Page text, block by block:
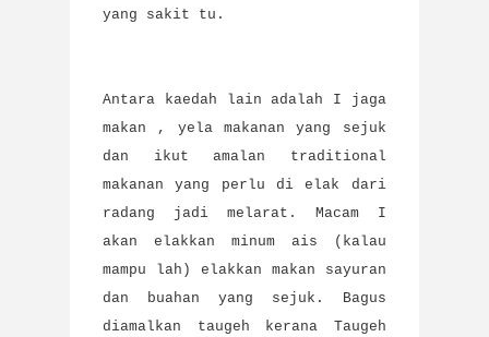
yang sakit tu.
Antara kaedah lain adalah I jaga
makan , yela makanan yang sejuk
dan ikut amalan traditional
makanan yang perlu di elak dari
radang jadi melarat. Macam I
akan elakkan minum ais (kalau
mampu lah) elakkan makan sayuran
dan buahan yang sejuk. Bagus
diamalkan taugeh kerana Taugeh